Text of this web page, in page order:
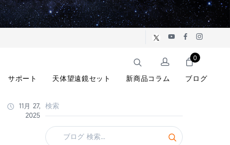
サポート 天体望遠鏡セット 新商品コラム ブログ
0
11月 27,
2025
検索